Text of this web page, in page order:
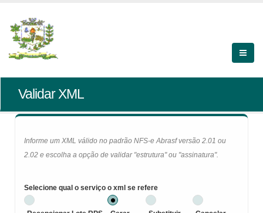
Validar XML
Informe um XML válido no padrão NFS-e Abrasf versão 2.01 ou
2.02 e escolha a opção de validar "estrutura" ou "assinatura".
Selecione qual o serviço o xml se refere